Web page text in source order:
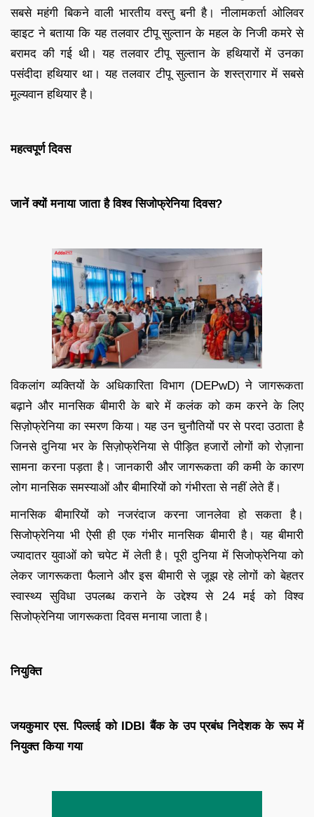
सबसे महंगी बिकने वाली भारतीय वस्तु बनी है। नीलामकर्ता ओलिवर
व्हाइट ने बताया कि यह तलवार टीपू सुल्तान के महल के निजी कमरे से
बरामद की गई थी। यह तलवार टीपू सुल्तान के हथियारों में उनका
पसंदीदा हथियार था। यह तलवार टीपू सुल्तान के शस्त्रागार में सबसे
मूल्यवान हथियार है।
महत्वपूर्ण दिवस
जानें क्यों मनाया जाता है विश्व सिजोफ्रेनिया दिवस?
विकलांग व्यक्तियों के अधिकारिता विभाग (DEPwD) ने जागरूकता
बढ़ाने और मानसिक बीमारी के बारे में कलंक को कम करने के लिए
सिज़ोफ्रेनिया का स्मरण किया। यह उन चुनौतियों पर से परदा उठाता है
जिनसे दुनिया भर के सिज़ोफ्रेनिया से पीड़ित हजारों लोगों को रोज़ाना
सामना करना पड़ता है। जानकारी और जागरूकता की कमी के कारण
लोग मानसिक समस्याओं और बीमारियों को गंभीरता से नहीं लेते हैं।
मानसिक बीमारियों को नजरंदाज करना जानलेवा हो सकता है।
सिजोफ्रेनिया भी ऐसी ही एक गंभीर मानसिक बीमारी है। यह बीमारी
ज्यादातर युवाओं को चपेट में लेती है। पूरी दुनिया में सिजोफ्रेनिया को
लेकर जागरूकता फैलाने और इस बीमारी से जूझ रहे लोगों को बेहतर
स्वास्थ्य सुविधा उपलब्ध कराने के उद्देश्य से 24 मई को विश्व
सिजोफ्रेनिया जागरूकता दिवस मनाया जाता है।
नियुक्ति
जयकुमार एस. पिल्लई को IDBI बैंक के उप प्रबंध निदेशक के रूप में
नियुक्त किया गया